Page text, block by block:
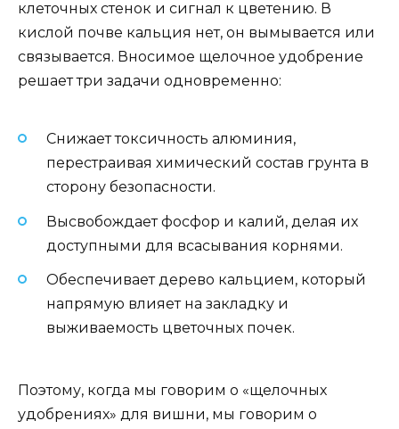
клеточных стенок и сигнал к цветению. В
кислой почве кальция нет, он вымывается или
связывается. Вносимое щелочное удобрение
решает три задачи одновременно:
Снижает токсичность алюминия,
перестраивая химический состав грунта в
сторону безопасности.
Высвобождает фосфор и калий, делая их
доступными для всасывания корнями.
Обеспечивает дерево кальцием, который
напрямую влияет на закладку и
выживаемость цветочных почек.
Поэтому, когда мы говорим о «щелочных
удобрениях» для вишни, мы говорим о